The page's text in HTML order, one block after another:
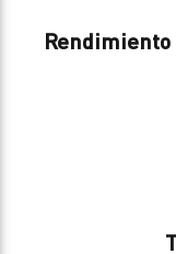
Rendimiento